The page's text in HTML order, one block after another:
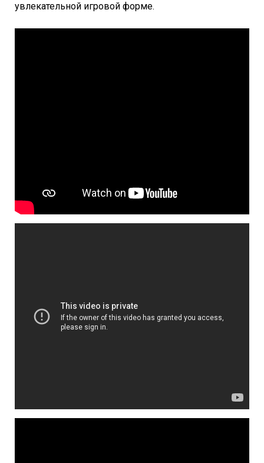
увлекательной игровой форме.